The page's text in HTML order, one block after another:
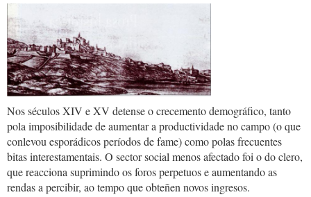
Nos séculos XIV e XV detense o crecemento demográfico, tanto
pola imposibilidade de aumentar a productividade no campo (o que
conlevou esporádicos períodos de fame) como polas frecuentes
bitas interestamentais. O sector social menos afectado foi o do clero,
que reacciona suprimindo os foros perpetuos e aumentando as
rendas a percibir, ao tempo que obteñen novos ingresos.